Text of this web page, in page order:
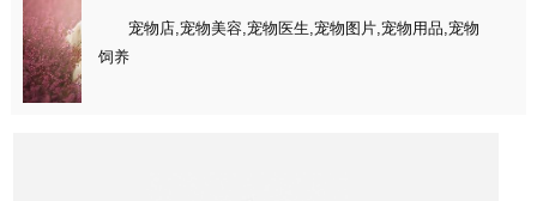
宠物店,宠物美容,宠物医生,宠物图片,宠物用品,宠物
饲养